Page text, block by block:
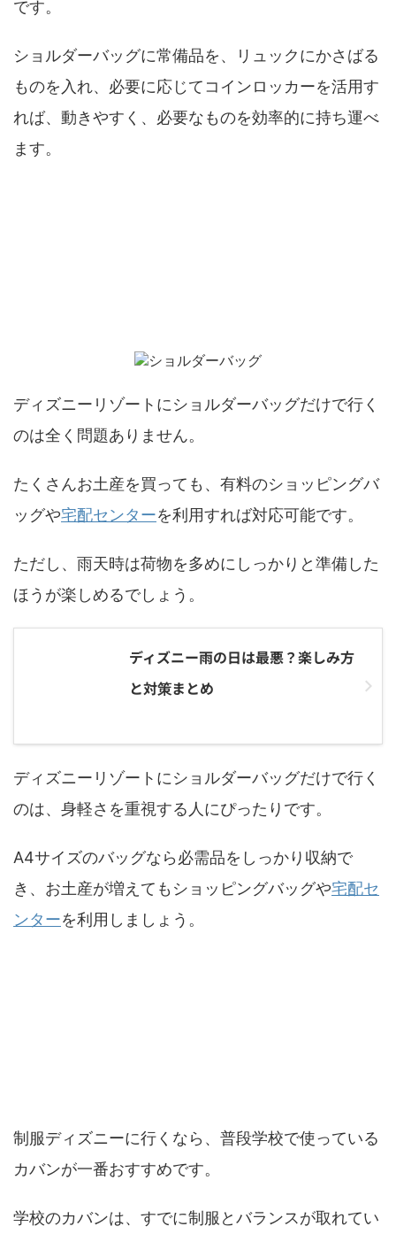
です。
ショルダーバッグに常備品を、リュックにかさばる
ものを入れ、必要に応じてコインロッカーを活用す
れば、動きやすく、必要なものを効率的に持ち運べ
ます。
ディズニーリゾートにショルダーバッグだけで行く
のは全く問題ありません。
たくさんお土産を買っても、有料のショッピングバ
ッグや宅配センターを利用すれば対応可能です。
ただし、雨天時は荷物を多めにしっかりと準備した
ほうが楽しめるでしょう。
ディズニー雨の日は最悪？楽しみ方
と対策まとめ
ディズニーリゾートにショルダーバッグだけで行く
のは、身軽さを重視する人にぴったりです。
A4サイズのバッグなら必需品をしっかり収納で
き、お土産が増えてもショッピングバッグや宅配セ
ンターを利用しましょう。
制服ディズニーに行くなら、普段学校で使っている
カバンが一番おすすめです。
学校のカバンは、すでに制服とバランスが取れてい